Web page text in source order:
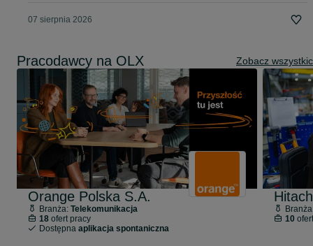
07 sierpnia 2026
Pracodawcy na OLX Zobacz
Orange Polska S.A.
Branża: Telekomunikacja
18ofert pracy
Dostępna aplikacja spontaniczna
10